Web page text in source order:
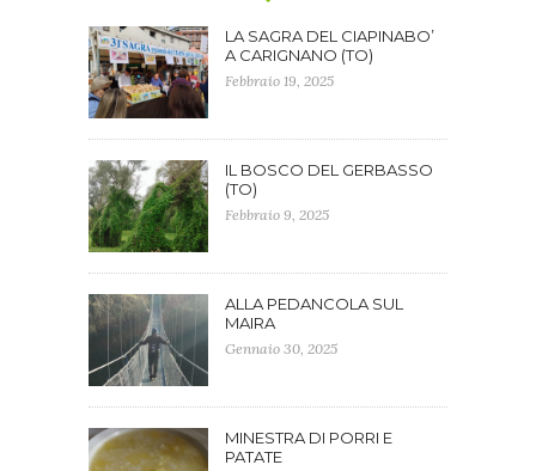
LA SAGRA DEL CIAPINABO’
A CARIGNANO (TO)
Febbraio 19, 2025
IL BOSCO DEL GERBASSO
(TO)
Febbraio 9, 2025
ALLA PEDANCOLA SUL
MAIRA
Gennaio 30, 2025
MINESTRA DI PORRI E
PATATE